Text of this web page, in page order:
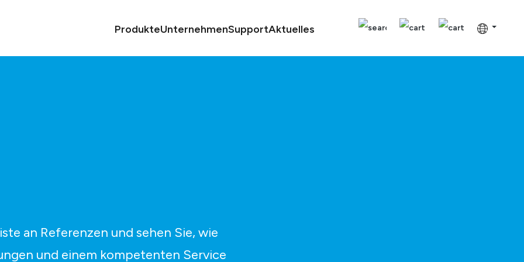
ProdukteUnternehmenSupportAktuelles
an Referenzen und sehen Sie, wie
und einem kompetenten Service